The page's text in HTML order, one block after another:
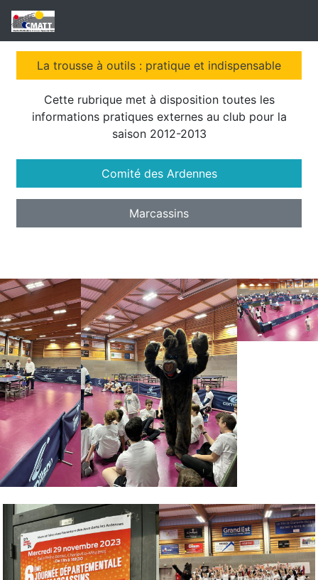
La trousse à outils : pratique et indispensable
Cette rubrique met à disposition toutes les
informations pratiques externes au club pour la
saison 2012-2013
Comité des Ardennes
Marcassins